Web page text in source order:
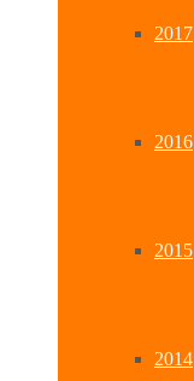
2017
2016
2015
2014